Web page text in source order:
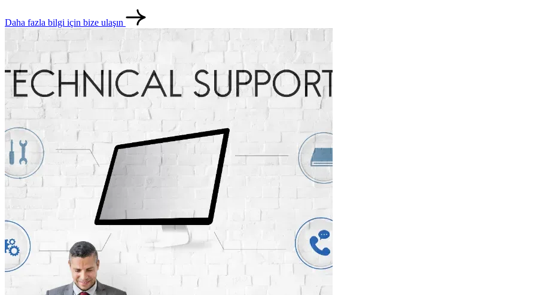
Daha fazla bilgi için bize ulaşın